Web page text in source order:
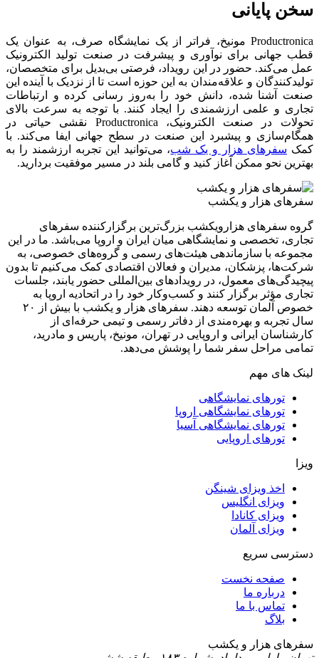
سخن پایانی
Productronica مونیخ، فراتر از یک نمایشگاه صرف، به عنوان یک
قطب جهانی برای نوآوری و پیشرفت در صنعت تولید الکترونیک
عمل می‌کند. حضور در این رویداد، فرصتی بی‌بدیل برای متخصصان،
تولیدکنندگان و علاقه‌مندان به این حوزه است تا از نزدیک با آینده این
صنعت آشنا شده، دانش خود را به‌روز رسانی کرده و ارتباطات
تجاری و علمی ارزشمندی را ایجاد کنند. با توجه به سرعت بالای
تحولات در صنعت الکترونیک، Productronica نقشی حیاتی در
همگام‌سازی و پیشبرد این صنعت در سطح جهانی ایفا می‌کند. با
کمک سفرهای هزار و یک شب، می‌توانید این تجربه ارزشمند را به
بهترین نحو ممکن آغاز کنید و گامی بلند در مسیر موفقیت بردارید.
سفرهای هزار و یکشب
گروه سفرهای هزارویکشب بزرگ‌ترین برگزارکننده سفرهای
تجاری، تخصصی و نمایشگاهی میان ایران و اروپا می‌باشد. ما در این
مجموعه با سازماندهی هیئت‌های رسمی و گروه‌های خصوصی، به
شرکت‌ها، پزشکان، مدیران و فعالان اقتصادی کمک می‌کنیم تا بدون
پیچیدگی‌های معمول، در رویدادهای بین‌المللی حضور یابند، جلسات
تجاری مؤثر برگزار کنند و کسب‌وکار خود را در اتحادیه اروپا به
خصوص آلمان توسعه دهند. سفر‌های هزار و یکشب با بیش از ۲۰
سال تجربه و بهره‌مندی از دفاتر رسمی و تیمی حرفه‌ای از
کارشناسان ایرانی و اروپایی در تهران، مونیخ، پاریس و مادرید،
تمامی مراحل سفر شما را پوشش می‌دهد.
لینک های مهم
تورهای نمایشگاهی
تورهای نمایشگاهی اروپا
تورهای نمایشگاهی آسیا
تورهای اروپایی
ویزا
اخذ ویزای شینگن
ویزای انگلیس
ویزای کانادا
ویزای آلمان
دسترسی سریع
صفحه نخست
درباره ما
تماس با ما
بلاگ
سفرهای هزار و یکشب